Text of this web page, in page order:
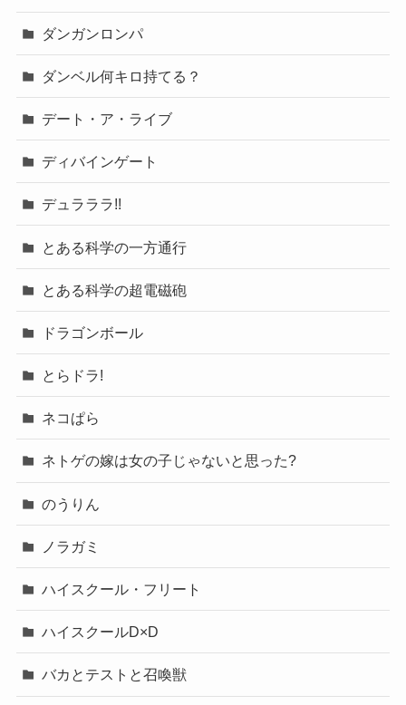
ダンガンロンパ
ダンベル何キロ持てる？
デート・ア・ライブ
ディバインゲート
デュラララ!!
とある科学の一方通行
とある科学の超電磁砲
ドラゴンボール
とらドラ!
ネコぱら
ネトゲの嫁は女の子じゃないと思った?
のうりん
ノラガミ
ハイスクール・フリート
ハイスクールD×D
バカとテストと召喚獣